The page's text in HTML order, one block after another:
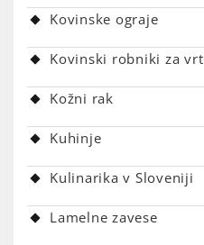
Kovinske ograje
Kovinski robniki za vrt
Kožni rak
Kuhinje
Kulinarika v Sloveniji
Lamelne zavese